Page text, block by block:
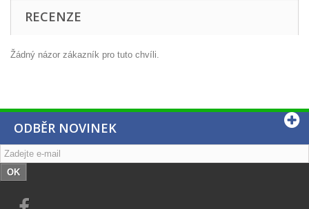
RECENZE
Žádný názor zákazník pro tuto chvíli.
ODBĚR NOVINEK
OK